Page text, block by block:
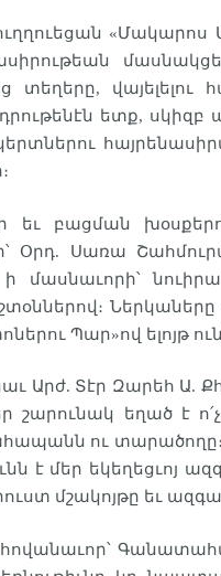
«Մակարոս
տեղերը,
ետք,
եւ բացման
Օրդ. Սառա
մասնաւորի՝
Ներկաները
Պար»ով ելոյթ
Արժ. Տէր Զարեհ Ա.
շարունակ եղած է
ու տարածողը։
է մեր եկեղեցւոյ
մշակոյթը եւ